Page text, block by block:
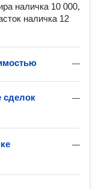
наличка 10 000,
наличка 12
—
—
сделок
—